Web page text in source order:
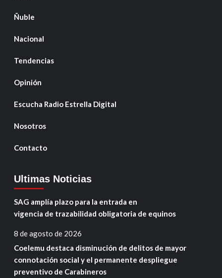
Ñuble
Nacional
Tendencias
Opinión
Escucha Radio Estrella Digital
Nosotros
Contacto
Ultimas Noticias
SAG amplía plazo para la entrada en
vigencia de trazabilidad obligatoria de equinos
8 de agosto de 2026
Coelemu destaca disminución de delitos de mayor
connotación social y el permanente despliegue
preventivo de Carabineros